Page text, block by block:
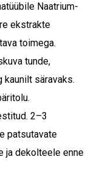
Naatrium-
ekstrakte
toimega.
tunde,
kaunilt säravaks.
2–3
patsutavate
ja dekolteele enne